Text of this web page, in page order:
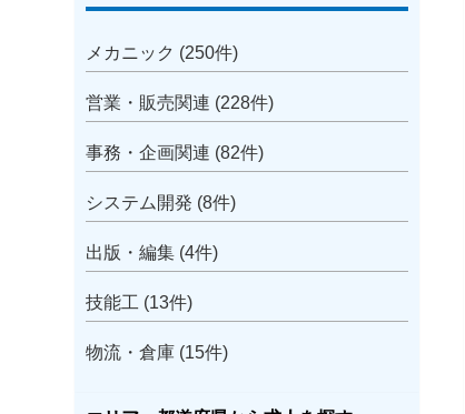
メカニック (250件)
営業・販売関連 (228件)
事務・企画関連 (82件)
システム開発 (8件)
出版・編集 (4件)
技能工 (13件)
物流・倉庫 (15件)